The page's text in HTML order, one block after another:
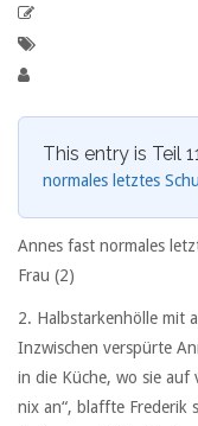
This entry is Teil
normales letztes
Annes fast normales
Frau (2)
2. Halbstarkenhölle mit
Inzwischen verspürte
in die Küche, wo sie auf
nix an“, blaffte Frederik